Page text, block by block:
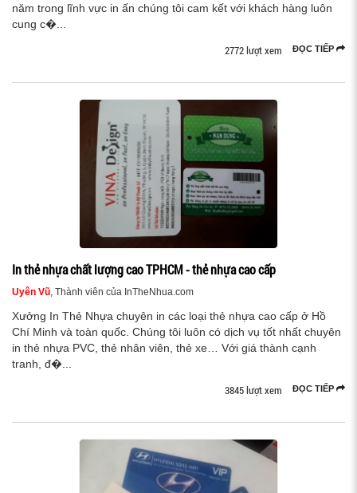
năm trong lĩnh vực in ấn chúng tôi cam kết với khách hàng luôn
cung c�...
ĐỌC TIẾP
2772 lượt xem
In thẻ nhựa chất lượng cao TPHCM - thẻ nhựa cao cấp
Uyên Vũ, Thành viên của InTheNhua.com
Xưởng In Thẻ Nhựa chuyên in các loại thẻ nhựa cao cấp ở Hồ
Chí Minh và toàn quốc. Chúng tôi luôn có dịch vụ tốt nhất chuyên
in thẻ nhựa PVC, thẻ nhân viên, thẻ xe… Với giá thành cạnh
tranh, đ�...
ĐỌC TIẾP
3845 lượt xem